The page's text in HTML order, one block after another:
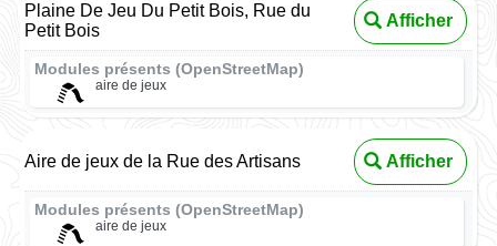
Plaine De Jeu Du Petit Bois, Rue du
Petit Bois
Afficher
Modules présents (OpenStreetMap)
aire de jeux
Aire de jeux de la Rue des Artisans Afficher
Modules présents (OpenStreetMap)
aire de jeux